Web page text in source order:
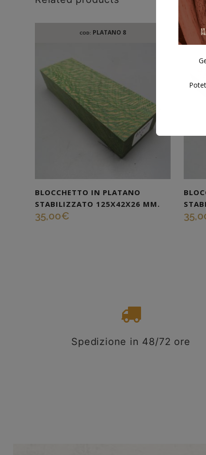
COD: PLATANO 8
BLOCCHETTO IN PLATANO
STABILIZZATO 125X42X26 MM.
35,00€
Spedizione in 48/72 ore